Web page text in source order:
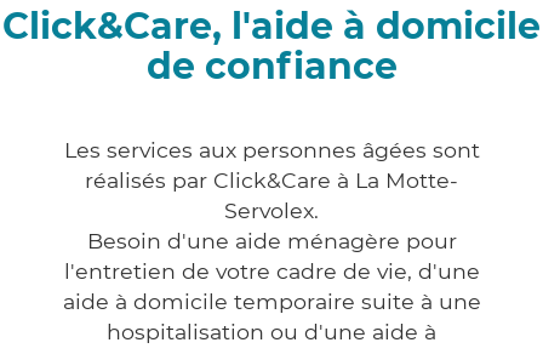
Click&Care, l'aide à domicile
de confiance
Les services aux personnes âgées sont
réalisés par Click&Care à La Motte-
Servolex.
Besoin d'une aide ménagère pour
l'entretien de votre cadre de vie, d'une
aide à domicile temporaire suite à une
hospitalisation ou d'une aide à